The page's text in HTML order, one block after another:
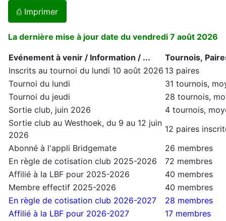
⎙ Imprimer
La dernière mise à jour date du vendredi 7 août 2026
Evénement à venir / Information / ...
Tournois,
Inscrits au tournoi du lundi 10 août 2026 13 paires
Tournoi du lundi
31 tournois,
Tournoi du jeudi
28 tournois,
Sortie club, juin 2026
4 tournois,
Sortie club au Westhoek, du 9 au 12 juin
2026
12 paires
Abonné à l'appli Bridgemate
26 membres
En règle de cotisation club 2025-2026
72 membres
Affilié à la LBF pour 2025-2026
40 membres
Membre effectif 2025-2026
40 membres
En règle de cotisation club 2026-2027
28 membres
Affilié à la LBF pour 2026-2027
17 membres